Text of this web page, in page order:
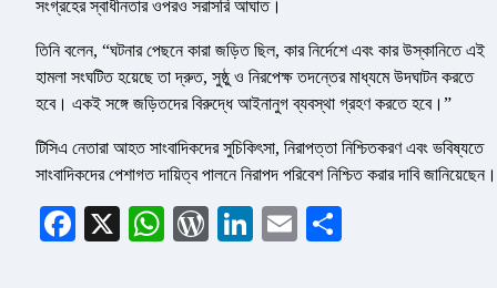
সংগ্রহের স্বাধীনতার ওপরও সরাসরি আঘাত।
তিনি বলেন, “ঘটনার পেছনে কারা জড়িত ছিল, কার নির্দেশে এবং কার উস্কানিতে এই
হামলা সংঘটিত হয়েছে তা দ্রুত, সুষ্ঠু ও নিরপেক্ষ তদন্তের মাধ্যমে উদঘাটন করতে
হবে। একই সঙ্গে জড়িতদের বিরুদ্ধে আইনানুগ ব্যবস্থা গ্রহণ করতে হবে।”
টিসিএ নেতারা আহত সাংবাদিকদের সুচিকিৎসা, নিরাপত্তা নিশ্চিতকরণ এবং ভবিষ্যতে
সাংবাদিকদের পেশাগত দায়িত্ব পালনে নিরাপদ পরিবেশ নিশ্চিত করার দাবি জানিয়েছেন।
Facebook
X WhatsApp
WordPress
LinkedIn
Email